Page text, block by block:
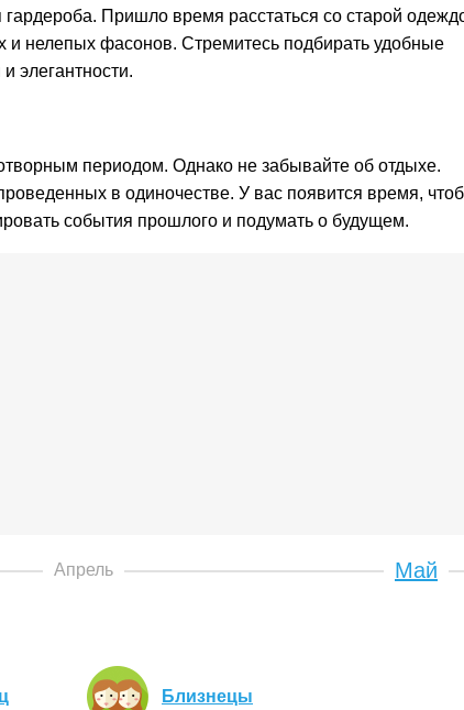
Пришло время расстаться со старой
и нелепых фасонов. Стремитесь подбирать удобные
элегантности.
периодом. Однако не забывайте об отдыхе.
в одиночестве. У вас появится время,
события прошлого и подумать о будущем.
Апрель Май
Близнецы